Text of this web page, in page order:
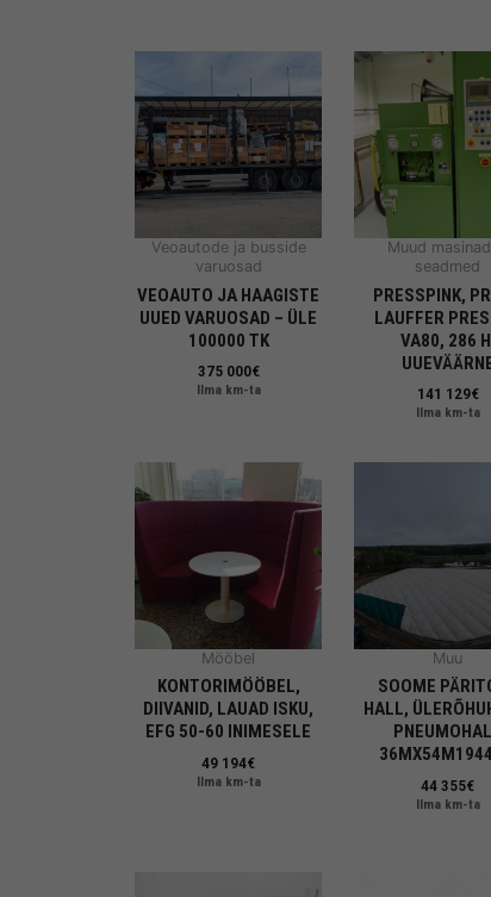
Veoautode ja busside
varuosad
VEOAUTO JA HAAGISTE
UUED VARUOSAD – ÜLE
100000 TK
375 000€
Ilma km-ta
Muud
seadmed
PRESSPINK,
LAUFFER
VA80, 286
141 129€
Ilma km-ta
Mööbel
KONTORIMÖÖBEL,
DIIVANID, LAUAD ISKU,
EFG 50-60 INIMESELE
49 194€
Ilma km-ta
Muu
SOOME
HALL,
44 355€
Ilma km-ta